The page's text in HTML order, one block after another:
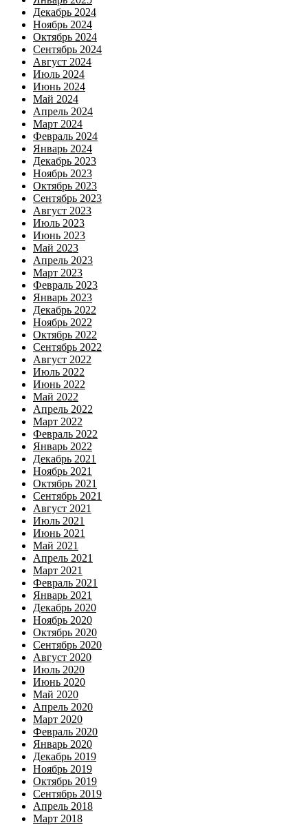
Декабрь 2024
Ноябрь 2024
Октябрь 2024
Сентябрь 2024
Август 2024
Июль 2024
Июнь 2024
Май 2024
Апрель 2024
Март 2024
Февраль 2024
Январь 2024
Декабрь 2023
Ноябрь 2023
Октябрь 2023
Сентябрь 2023
Август 2023
Июль 2023
Июнь 2023
Май 2023
Апрель 2023
Март 2023
Февраль 2023
Январь 2023
Декабрь 2022
Ноябрь 2022
Октябрь 2022
Сентябрь 2022
Август 2022
Июль 2022
Июнь 2022
Май 2022
Апрель 2022
Март 2022
Февраль 2022
Январь 2022
Декабрь 2021
Ноябрь 2021
Октябрь 2021
Сентябрь 2021
Август 2021
Июль 2021
Июнь 2021
Май 2021
Апрель 2021
Март 2021
Февраль 2021
Январь 2021
Декабрь 2020
Ноябрь 2020
Октябрь 2020
Сентябрь 2020
Август 2020
Июль 2020
Июнь 2020
Май 2020
Апрель 2020
Март 2020
Февраль 2020
Январь 2020
Декабрь 2019
Ноябрь 2019
Октябрь 2019
Сентябрь 2019
Апрель 2018
Март 2018